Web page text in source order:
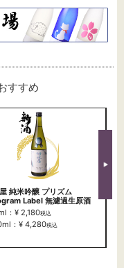
すすめ
純米吟醸 プリズム
Label 無濾過生原酒
：¥ 2,180税込
：¥ 4,280税込